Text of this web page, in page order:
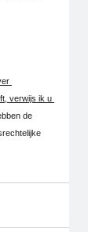
verwijs ik u
de